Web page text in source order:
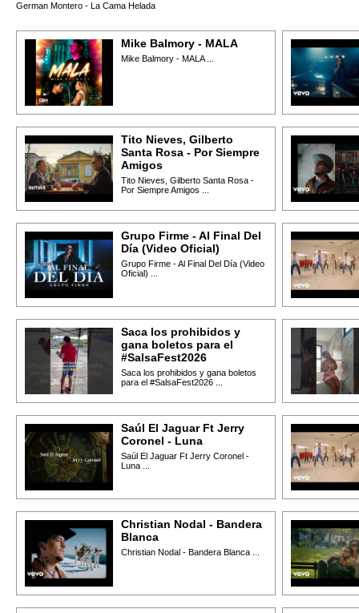
German Montero - La Cama Helada
Mike Balmory - MALA
Mike Balmory - MALA ...
Tito Nieves, Gilberto
Santa Rosa - Por Siempre
Amigos
Tito Nieves, Gilberto Santa Rosa -
Por Siempre Amigos ...
Grupo Firme - Al Final Del
Día (Video Oficial)
Grupo Firme - Al Final Del Día (Video
Oficial) ...
Saca los prohibidos y
gana boletos para el
#SalsaFest2026
Saca los prohibidos y gana boletos
para el #SalsaFest2026 ...
Saúl El Jaguar Ft Jerry
Coronel - Luna
Saúl El Jaguar Ft Jerry Coronel -
Luna ...
Christian Nodal - Bandera
Blanca
Christian Nodal - Bandera Blanca ...